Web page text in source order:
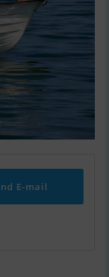
E-mail